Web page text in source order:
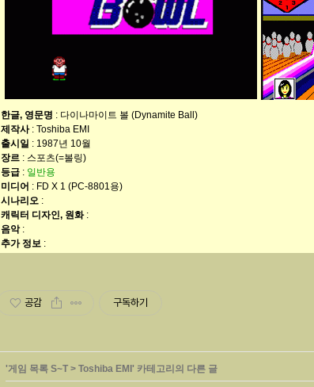
한글, 영문명 : 다이나마이트 볼 (Dynamite Ball)
제작사: Toshiba EMI
출시일 : 1987년 10월
장르 : 스포츠(=볼링)
등급 : 일반용
미디어 : FD X 1 (PC-8801용)
시나리오 :
캐릭터 디자인, 원화:
음악:
추가 정보 :
공감 구독하기
'게임 목록 S~T > Toshiba EMI' 카테고리의 다른 글